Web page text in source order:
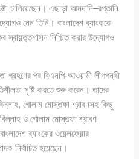
চালিয়েছেন। এছাড়া আমদানি–রপ্তানি
নেন তিনি। বাংলাদেশ ব্যাংককে
স্বায়ত্তশাসন নিশ্চিত করার উদ্যোগও
গ্রহণের পর বিএনপি-আওয়ামী লীগপন্থী
সৃষ্টি করতে শুরু করেন। তাদের
গোলাম মোস্তফা শ্রাবণসহ কিছু
ও গোলাম মোস্তফা শ্রাবণ
ব্যাংকের ওয়েলফেয়ার
নির্বাচিত হয়েছেন।